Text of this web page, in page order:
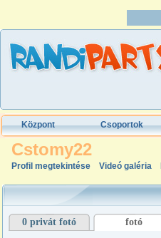
Központ Csoportok
Cstomy22
Profil megtekintése Videó galéria
0 privát fotó fotó